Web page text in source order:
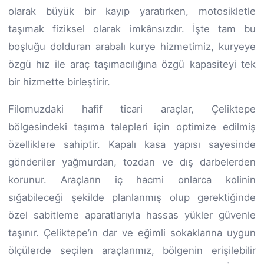
olarak büyük bir kayıp yaratırken, motosikletle
taşımak fiziksel olarak imkânsızdır. İşte tam bu
boşluğu dolduran arabalı kurye hizmetimiz, kuryeye
özgü hız ile araç taşımacılığına özgü kapasiteyi tek
bir hizmette birleştirir.
Filomuzdaki hafif ticari araçlar, Çeliktepe
bölgesindeki taşıma talepleri için optimize edilmiş
özelliklere sahiptir. Kapalı kasa yapısı sayesinde
gönderiler yağmurdan, tozdan ve dış darbelerden
korunur. Araçların iç hacmi onlarca kolinin
sığabileceği şekilde planlanmış olup gerektiğinde
özel sabitleme aparatlarıyla hassas yükler güvenle
taşınır. Çeliktepe’ın dar ve eğimli sokaklarına uygun
ölçülerde seçilen araçlarımız, bölgenin erişilebilir